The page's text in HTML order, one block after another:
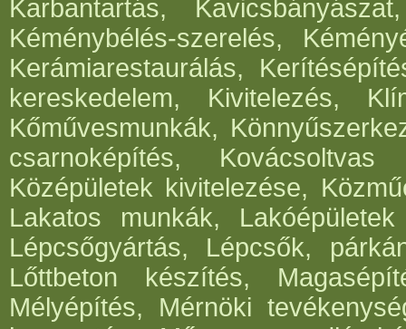
Karbantartás,
Kéménybélés-szerelés,
Kerámiarestaurálás,
kereskedelem, Kivitelezés,
Kőművesmunkák,
csarnoképítés,
Középületek kivitelezése,
Lakatos munkák,
Lépcsőgyártás, Lépcsők,
Lőttbeton készítés,
Mélyépítés, Mérnöki